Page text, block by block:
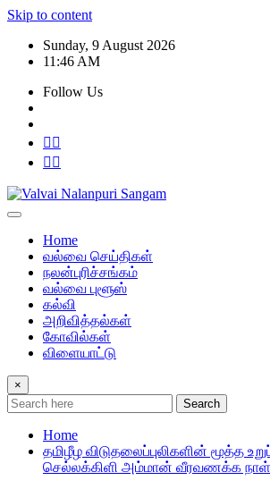
Skip to content
Sunday, 9 August 2026
11:46 AM
Follow Us
Home
வல்வை செய்திகள்
நலன்புரிச்சங்கம்
வல்வை புளூஸ்
கல்வி
அறிவித்தல்கள்
கோவில்கள்
விளையாட்டு
×
Search
Home
தமிழீழ விடுதலைப்புலிகளின் மூத்த
செல்லக்கிளி அம்மான் வீரவணக்க நாள்